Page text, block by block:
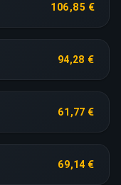
106,85 €
94,28 €
61,77 €
69,14 €